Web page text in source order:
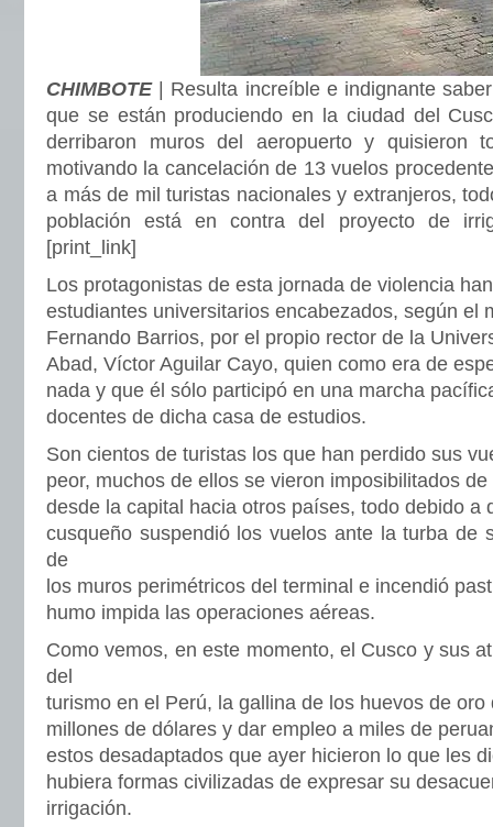
CHIMBOTE
| Resulta increíble e indignante
que se están produciendo en la ciudad del
derribaron muros del aeropuerto y quisieron
motivando la cancelación de 13 vuelos
a más de mil turistas nacionales y extranjeros,
población está en contra del proyecto de
[print_link]
Los protagonistas de esta jornada de violencia
estudiantes universitarios encabezados, según el
Fernando Barrios, por el propio rector de la
Abad, Víctor Aguilar Cayo, quien como era de
nada y que él sólo participó en una marcha
docentes de dicha casa de estudios.
Son cientos de turistas los que han perdido sus
peor, muchos de ellos se vieron imposibilitados
desde la capital hacia otros países, todo debido a
cusqueño suspendió los vuelos ante la turba de
de
los muros perimétricos del terminal e incendió
humo impida las operaciones aéreas.
Como vemos, en este momento, el Cusco y sus
del
turismo en el Perú, la gallina de los huevos de
millones de dólares y dar empleo a miles de
estos desadaptados que ayer hicieron lo que les
hubiera formas civilizadas de expresar su
irrigación.